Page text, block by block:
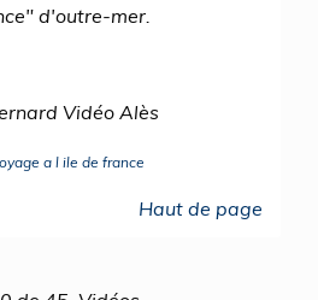
d'outre-mer.
Vidéo Alès
a l ile de france
Haut de page